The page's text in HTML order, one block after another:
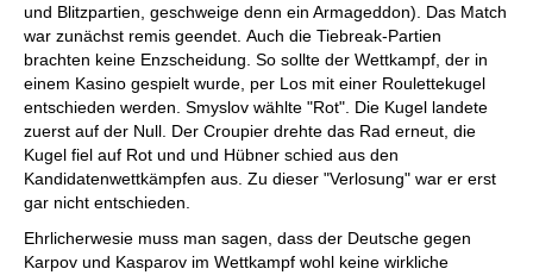
und Blitzpartien, geschweige denn ein Armageddon). Das Match
war zunächst remis geendet. Auch die Tiebreak-Partien
brachten keine Enzscheidung. So sollte der Wettkampf, der in
einem Kasino gespielt wurde, per Los mit einer Roulettekugel
entschieden werden. Smyslov wählte "Rot". Die Kugel landete
zuerst auf der Null. Der Croupier drehte das Rad erneut, die
Kugel fiel auf Rot und und Hübner schied aus den
Kandidatenwettkämpfen aus. Zu dieser "Verlosung" war er erst
gar nicht entschieden.
Ehrlicherwesie muss man sagen, dass der Deutsche gegen
Karpov und Kasparov im Wettkampf wohl keine wirkliche